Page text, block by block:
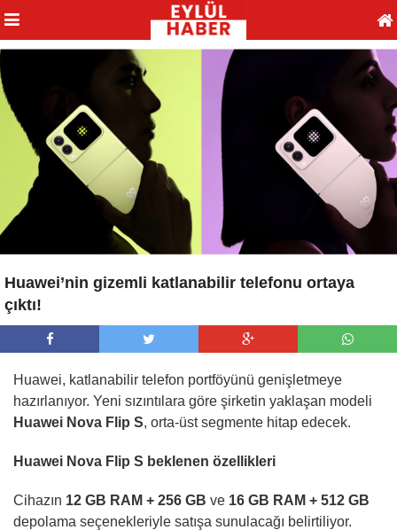
Huawei’nin gizemli katlanabilir telefonu ortaya
çıktı!
Huawei, katlanabilir telefon portföyünü genişletmeye
hazırlanıyor. Yeni sızıntılara göre şirketin yaklaşan modeli
Huawei Nova Flip S, orta-üst segmente hitap edecek.
Huawei Nova Flip S beklenen özellikleri
Cihazın 12 GB RAM + 256 GB ve 16 GB RAM + 512 GB
depolama seçenekleriyle satışa sunulacağı belirtiliyor.